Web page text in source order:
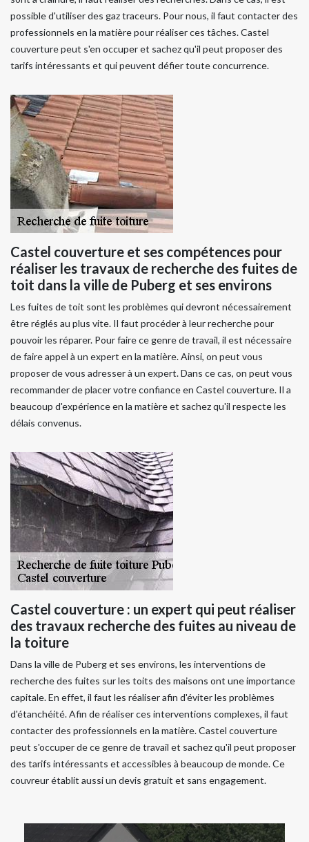
possible d'utiliser des gaz traceurs. Pour nous, il faut contacter des
professionnels en la matière pour réaliser ces tâches. Castel
couverture peut s'en occuper et sachez qu'il peut proposer des
tarifs intéressants et qui peuvent défier toute concurrence.
Castel couverture et ses compétences pour
réaliser les travaux de recherche des fuites de
toit dans la ville de Puberg et ses environs
Les fuites de toit sont les problèmes qui devront nécessairement
être réglés au plus vite. Il faut procéder à leur recherche pour
pouvoir les réparer. Pour faire ce genre de travail, il est nécessaire
de faire appel à un expert en la matière. Ainsi, on peut vous
proposer de vous adresser à un expert. Dans ce cas, on peut vous
recommander de placer votre confiance en Castel couverture. Il a
beaucoup d'expérience en la matière et sachez qu'il respecte les
délais convenus.
Castel couverture : un expert qui peut réaliser
des travaux recherche des fuites au niveau de
la toiture
Dans la ville de Puberg et ses environs, les interventions de
recherche des fuites sur les toits des maisons ont une importance
capitale. En effet, il faut les réaliser afin d'éviter les problèmes
d'étanchéité. Afin de réaliser ces interventions complexes, il faut
contacter des professionnels en la matière. Castel couverture
peut s'occuper de ce genre de travail et sachez qu'il peut proposer
des tarifs intéressants et accessibles à beaucoup de monde. Ce
couvreur établit aussi un devis gratuit et sans engagement.